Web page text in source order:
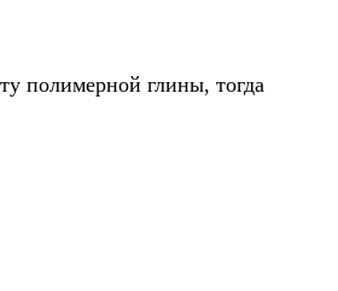
полимерной глины, тогда